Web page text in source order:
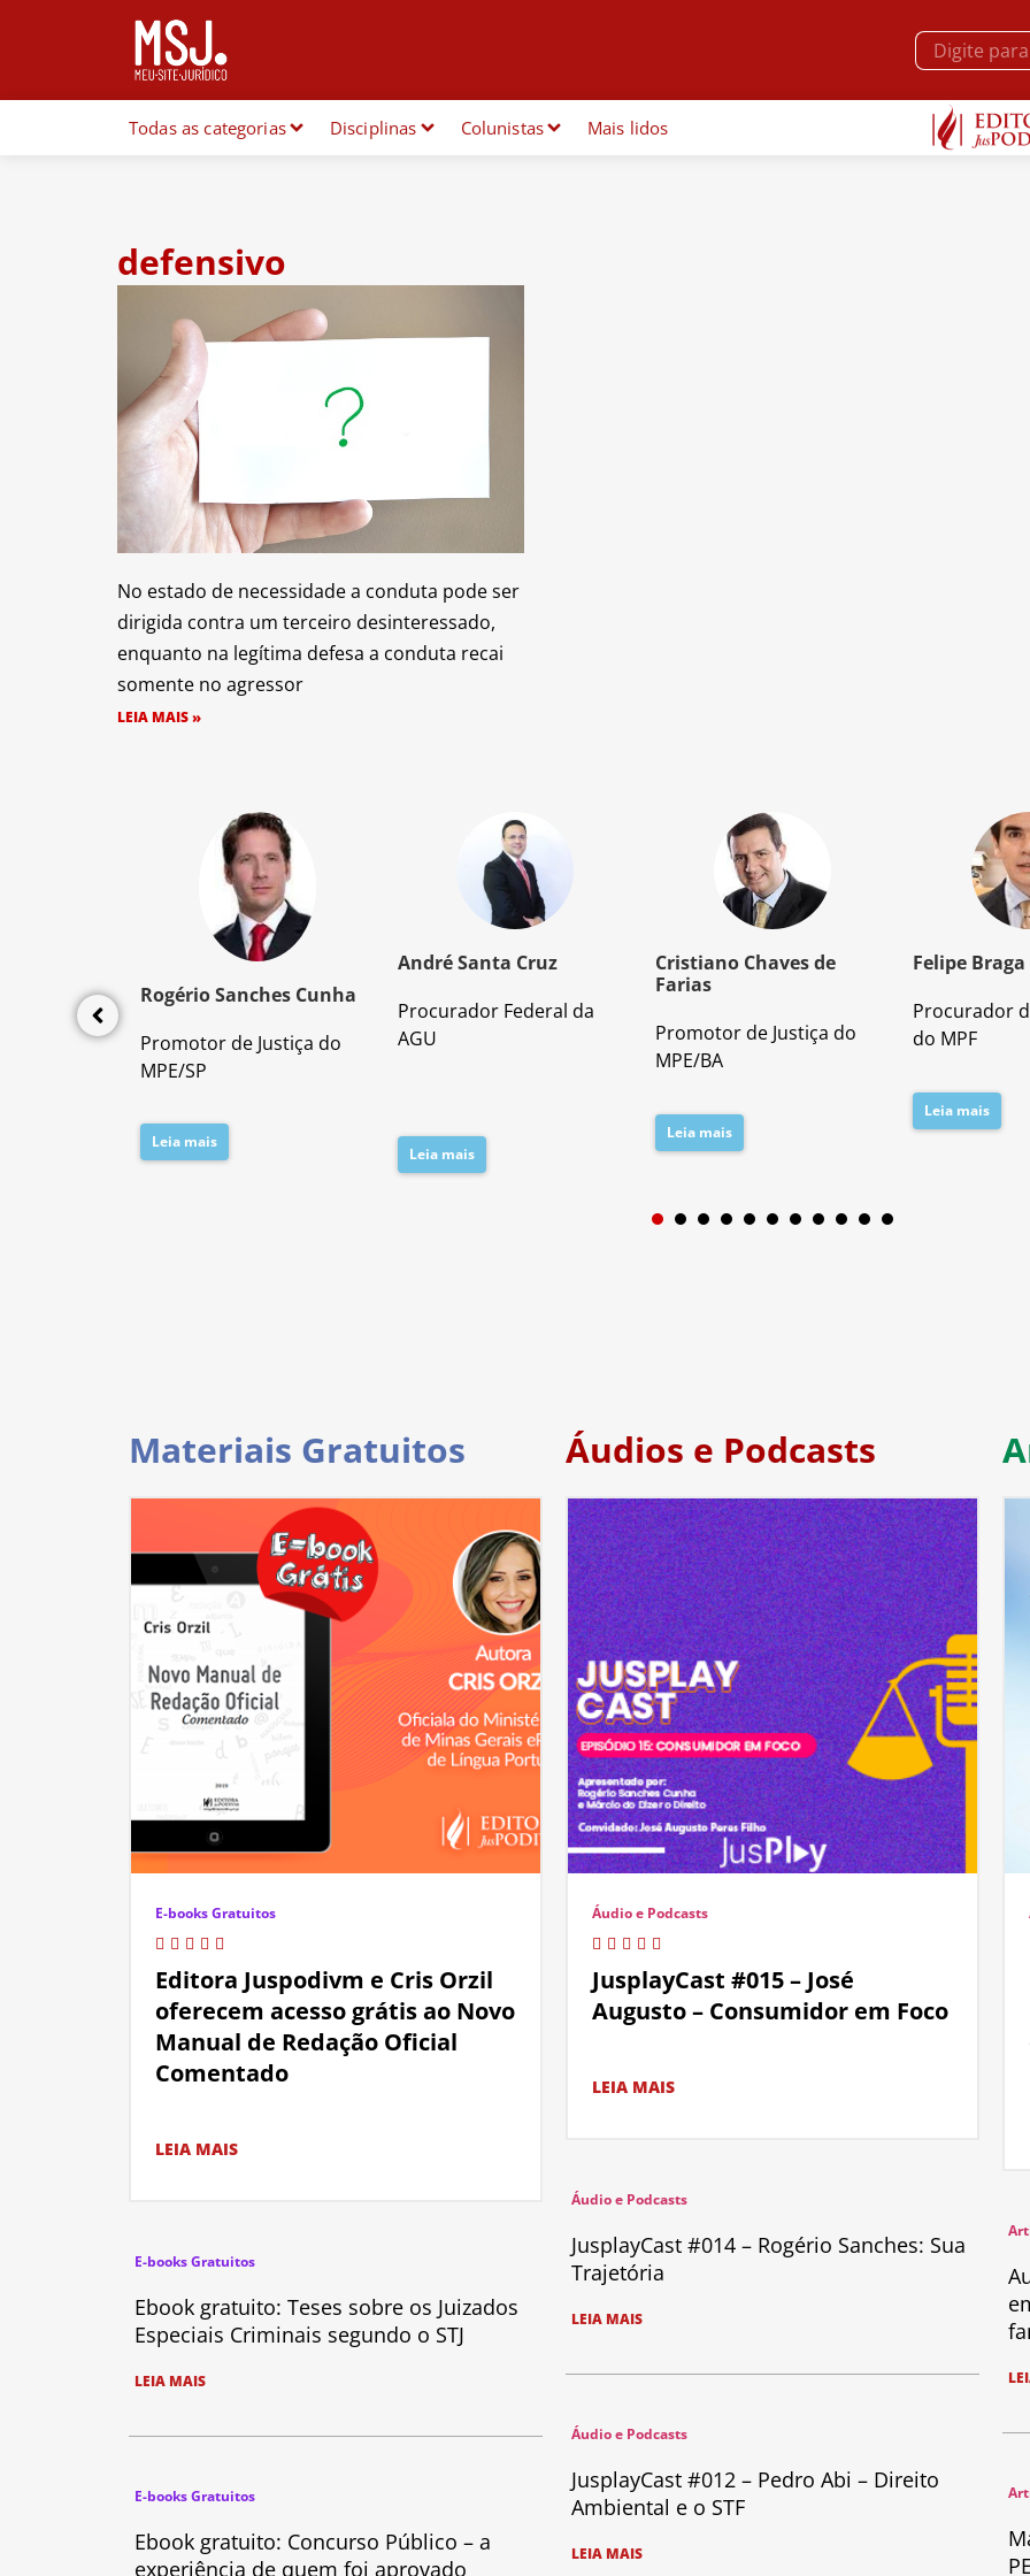
Todas as categorias Disciplinas Colunistas Mais lidos
defensivo
No estado de necessidade a conduta pode ser
dirigida contra um terceiro desinteressado,
enquanto na legítima defesa a conduta recai
somente no agressor
LEIA MAIS »
Civil
Rogério Sanches Cunha
Promotor de Justiça do
MPE/SP
Leia mais
André Santa Cruz
Procurador Federal da
AGU
Leia mais
Cristiano Chaves de
Farias
Promotor de Justiça do
MPE/BA
Leia mais
Felipe
Procurador
do MPF
Leia mais
1 2
Materiais Gratuitos
E-books Gratuitos
Editora Juspodivm e Cris Orzil
oferecem acesso grátis ao Novo
Manual de Redação Oficial
Comentado
LEIA MAIS
E-books Gratuitos
Ebook gratuito: Teses sobre os Juizados
Especiais Criminais segundo o STJ
LEIA MAIS
E-books Gratuitos
Ebook gratuito: Concurso Público – a
experiência de quem foi aprovado
Áudios e Podcasts
Áudio e Podcasts
JusplayCast #015 – José
Augusto – Consumidor em Foco
LEIA MAIS
Áudio e Podcasts
JusplayCast #014 – Rogério Sanches: Sua
Trajetória
LEIA MAIS
Áudio e Podcasts
JusplayCast #012 – Pedro Abi – Direito
Ambiental e o STF
LEIA MAIS